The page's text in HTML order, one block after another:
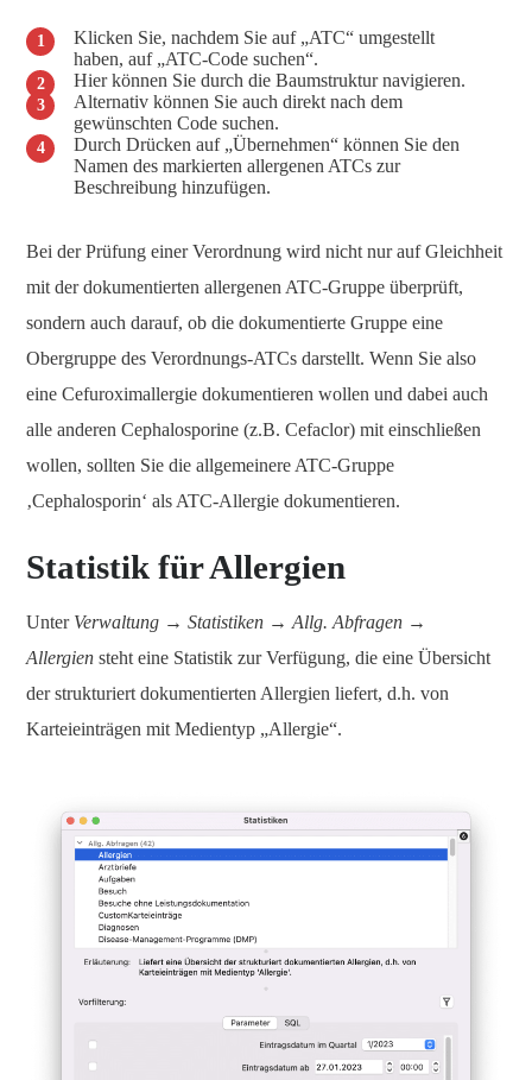
Klicken Sie, nachdem Sie auf „ATC“ umgestellt
haben, auf „ATC-Code suchen“.
Hier können Sie durch die Baumstruktur navigieren.
Alternativ können Sie auch direkt nach dem
gewünschten Code suchen.
Durch Drücken auf „Übernehmen“ können Sie den
Namen des markierten allergenen ATCs zur
Beschreibung hinzufügen.
Bei der Prüfung einer Verordnung wird nicht nur auf Gleichheit
mit der dokumentierten allergenen ATC-Gruppe überprüft,
sondern auch darauf, ob die dokumentierte Gruppe eine
Obergruppe des Verordnungs-ATCs darstellt. Wenn Sie also
eine Cefuroximallergie dokumentieren wollen und dabei auch
alle anderen Cephalosporine (z.B. Cefaclor) mit einschließen
wollen, sollten Sie die allgemeinere ATC-Gruppe
‚Cephalosporin‘ als ATC-Allergie dokumentieren.
Statistik für Allergien
Unter Verwaltung → Statistiken → Allg. Abfragen →
Allergien steht eine Statistik zur Verfügung, die eine Übersicht
der strukturiert dokumentierten Allergien liefert, d.h. von
Karteieinträgen mit Medientyp „Allergie“.